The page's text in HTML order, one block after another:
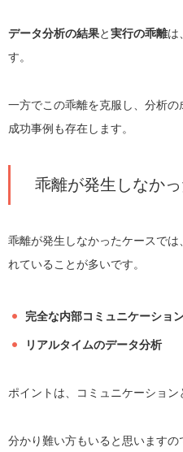
データ分析の結果と実行の乖離は
す。
一方でこの乖離を克服し、分析
成功事例も存在します。
乖離が発生しなかっ
乖離が発生しなかったケースで
れていることが多いです。
完全な内部コミュニケーショ
リアルタイムのデータ分析
ポイントは、コミュニケーション
分かり難い方もいると思います